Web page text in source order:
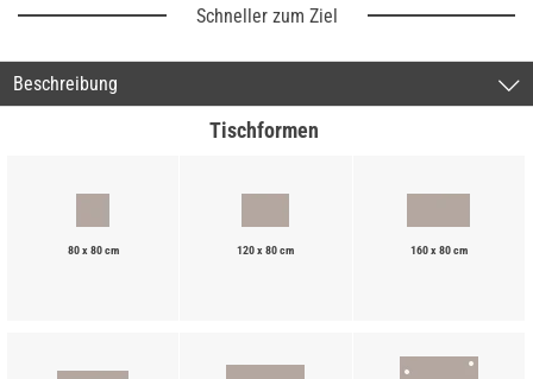
Schneller zum Ziel
Beschreibung
Tischformen
80 x 80 cm 120 x 80 cm 160 x 80 cm